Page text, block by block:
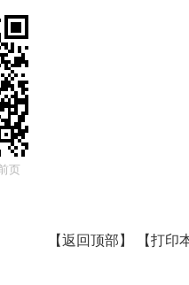
页
【返回顶部 】 【打印